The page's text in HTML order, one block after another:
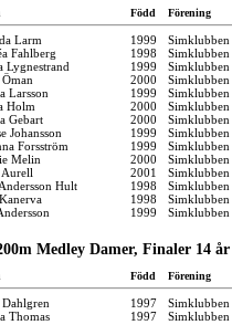
Född Förening
Larm 1999
Simklubben
Fahlberg 1998
Lygnestrand 1999
Simklubben
2000
Larsson 1999
Holm 2000
Simklubben
Gebart 2000
Simklubben
Johansson 1999
Forsström 1999
Melin 2000
2001
Simklubben
Hult 1998
Simklubben
1998
Simklubben
1999 Simklubben
Medley Damer, Finaler 14 år
Född Förening
1997
Simklubben
Thomas 1997